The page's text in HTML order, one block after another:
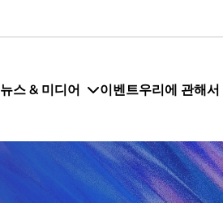
뉴스 & 미디어 이벤트우리에 관해서